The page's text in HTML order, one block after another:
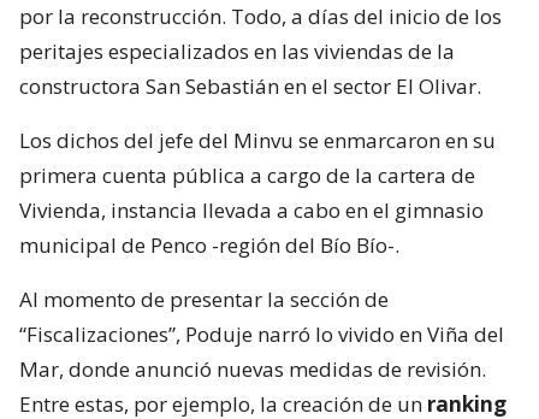
por la reconstrucción. Todo, a días del inicio de los
peritajes especializados en las viviendas de la
constructora San Sebastián en el sector El Olivar.
Los dichos del jefe del Minvu se enmarcaron en su
primera cuenta pública a cargo de la cartera de
Vivienda, instancia llevada a cabo en el gimnasio
municipal de Penco -región del Bío Bío-.
Al momento de presentar la sección de
“Fiscalizaciones”, Poduje narró lo vivido en Viña del
Mar, donde anunció nuevas medidas de revisión.
Entre estas, por ejemplo, la creación de un ranking